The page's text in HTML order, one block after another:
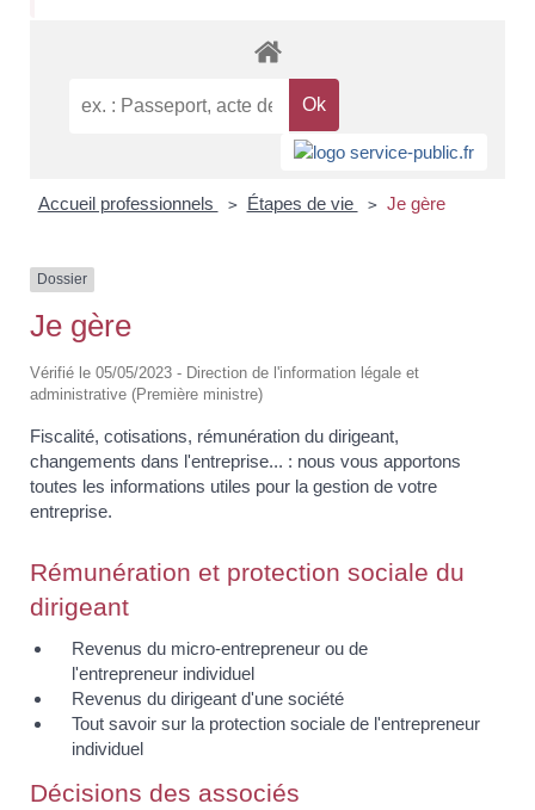
Accueil professionnels > Étapes de vie > Je gère
Dossier
Je gère
Vérifié le 05/05/2023 - Direction de l'information légale et
administrative (Première ministre)
Fiscalité, cotisations, rémunération du dirigeant,
changements dans l'entreprise... : nous vous apportons
toutes les informations utiles pour la gestion de votre
entreprise.
Rémunération et protection sociale du
dirigeant
Revenus du micro-entrepreneur ou de
l'entrepreneur individuel
Revenus du dirigeant d'une société
Tout savoir sur la protection sociale de l'entrepreneur
individuel
Décisions des associés